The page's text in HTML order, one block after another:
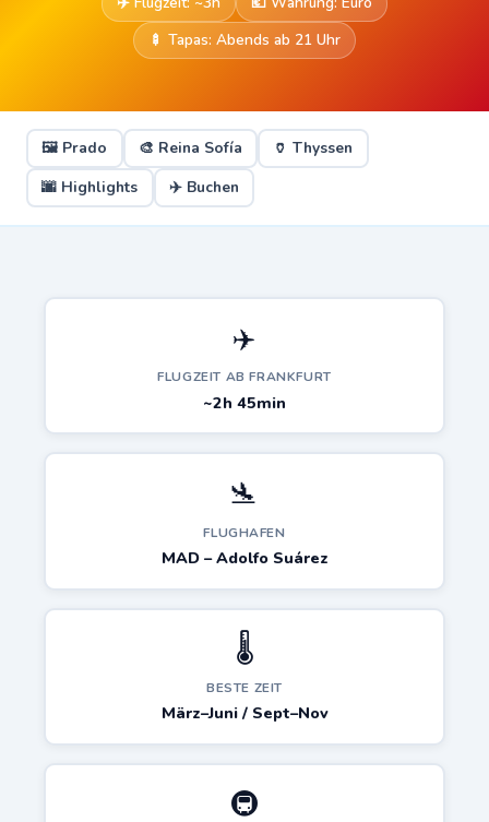
🍢 Tapas: Abends ab 21 Uhr
🖼️ Prado 🎨 Reina Sofía
🏺 Thyssen
🌆 Highlights
✈️ Buchen
✈️
FLUGZEIT AB FRANKFURT
~2h 45min
🛬
FLUGHAFEN
MAD – Adolfo Suárez
🌡️
BESTE ZEIT
März–Juni / Sept–Nov
🚇